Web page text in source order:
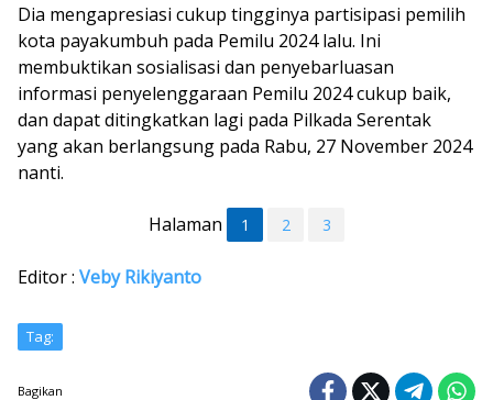
Dia mengapresiasi cukup tingginya partisipasi pemilih
kota payakumbuh pada Pemilu 2024 lalu. Ini
membuktikan sosialisasi dan penyebarluasan
informasi penyelenggaraan Pemilu 2024 cukup baik,
dan dapat ditingkatkan lagi pada Pilkada Serentak
yang akan berlangsung pada Rabu, 27 November 2024
nanti.
Halaman 1 2 3
Editor : Veby Rikiyanto
Tag:
Bagikan